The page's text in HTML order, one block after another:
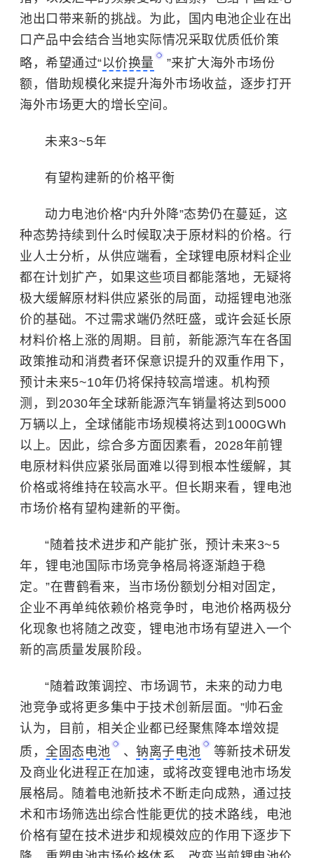
池出口带来新的挑战。为此，国内电池企业在出
口产品中会结合当地实际情况采取优质低价策
略，希望通过“以价换量
”来扩大海外市场份
额，借助规模化来提升海外市场收益，逐步打开
海外市场更大的增长空间。
未来3~5年
有望构建新的价格平衡
动力电池价格“内升外降”态势仍在蔓延，这
种态势持续到什么时候取决于原材料的价格。行
业人士分析，从供应端看，全球锂电原材料企业
都在计划扩产，如果这些项目都能落地，无疑将
极大缓解原材料供应紧张的局面，动摇锂电池涨
价的基础。不过需求端仍然旺盛，或许会延长原
材料价格上涨的周期。目前，新能源汽车在各国
政策推动和消费者环保意识提升的双重作用下，
预计未来5~10年仍将保持较高增速。机构预
测，到2030年全球新能源汽车销量将达到5000
万辆以上，全球储能市场规模将达到1000GWh
以上。因此，综合多方面因素看，2028年前锂
电原材料供应紧张局面难以得到根本性缓解，其
价格或将维持在较高水平。但长期来看，锂电池
市场价格有望构建新的平衡。
“随着技术进步和产能扩张，预计未来3~5
年，锂电池国际市场竞争格局将逐渐趋于稳
定。”在曹鹤看来，当市场份额划分相对固定，
企业不再单纯依赖价格竞争时，电池价格两极分
化现象也将随之改变，锂电池市场有望进入一个
新的高质量发展阶段。
“随着政策调控、市场调节，未来的动力电
池竞争或将更多集中于技术创新层面。”帅石金
认为，目前，相关企业都已经聚焦降本增效提
质， 全固态电池 、 钠离子电池
等新技术研发
及商业化进程正在加速，或将改变锂电池市场发
展格局。随着电池新技术不断走向成熟，通过技
术和市场筛选出综合性能更优的技术路线，电池
价格有望在技术进步和规模效应的作用下逐步下